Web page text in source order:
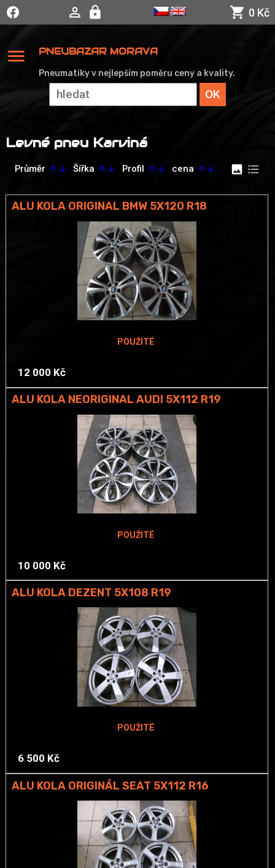
0 Kč
menu PNEUBAZAR MORAVA
Pneumatiky v nejlepším poměru ceny a kvality.
Levné pneu Karviná
Průměr arrow_upward arrow_downward Šířka arrow_upward arrow_downward Profil arrow_upward arrow_downward cena arrow_upward arrow_downward image format_list_bulleted
ALU KOLA ORIGINAL BMW 5X120 R18
POUŽITÉ
12 000 Kč
ALU KOLA NEORIGINAL AUDI 5X112 R19
POUŽITÉ
10 000 Kč
ALU KOLA DEZENT 5X108 R19
POUŽITÉ
6 500 Kč
ALU KOLA ORIGINÁL SEAT 5X112 R16